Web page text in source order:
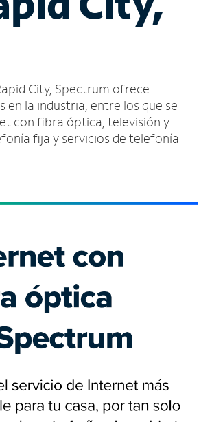
City, Spectrum ofrece
en la industria, entre los que se
con fibra óptica, televisión y
fija y servicios de telefonía